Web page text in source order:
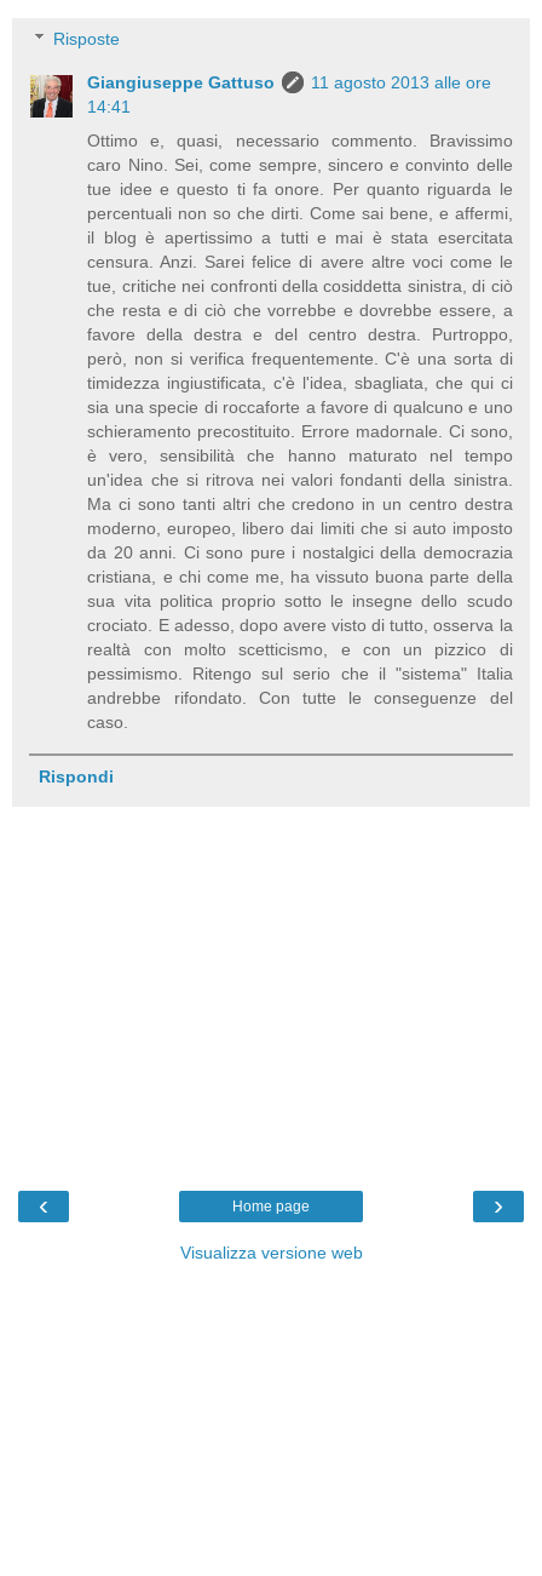
Risposte
Giangiuseppe Gattuso
11 agosto 2013 alle ore
14:41
Ottimo e, quasi, necessario commento. Bravissimo
caro Nino. Sei, come sempre, sincero e convinto delle
tue idee e questo ti fa onore. Per quanto riguarda le
percentuali non so che dirti. Come sai bene, e affermi,
il blog è apertissimo a tutti e mai è stata esercitata
censura. Anzi. Sarei felice di avere altre voci come le
tue, critiche nei confronti della cosiddetta sinistra, di ciò
che resta e di ciò che vorrebbe e dovrebbe essere, a
favore della destra e del centro destra. Purtroppo,
però, non si verifica frequentemente. C'è una sorta di
timidezza ingiustificata, c'è l'idea, sbagliata, che qui ci
sia una specie di roccaforte a favore di qualcuno e uno
schieramento precostituito. Errore madornale. Ci sono,
è vero, sensibilità che hanno maturato nel tempo
un'idea che si ritrova nei valori fondanti della sinistra.
Ma ci sono tanti altri che credono in un centro destra
moderno, europeo, libero dai limiti che si auto imposto
da 20 anni. Ci sono pure i nostalgici della democrazia
cristiana, e chi come me, ha vissuto buona parte della
sua vita politica proprio sotto le insegne dello scudo
crociato. E adesso, dopo avere visto di tutto, osserva la
realtà con molto scetticismo, e con un pizzico di
pessimismo. Ritengo sul serio che il "sistema" Italia
andrebbe rifondato. Con tutte le conseguenze del
caso.
Rispondi
‹ ›
Home page
Visualizza versione web